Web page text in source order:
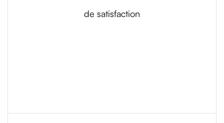
de satisfaction